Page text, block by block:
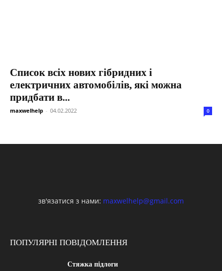
Список всіх нових гібридних і
електричних автомобілів, які можна
придбати в...
maxwelhelp - 04.02.2022 0
зв'язатися з нами: maxwelhelp@gmail.com
ПОПУЛЯРНІ ПОВІДОМЛЕННЯ
Стяжка підлоги